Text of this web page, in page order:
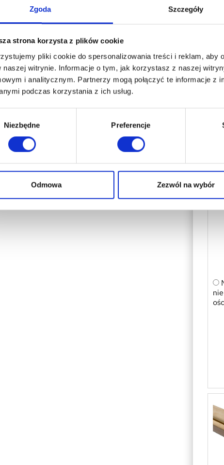
Zgoda Szczegóły
strona korzysta z plików cookie
pliki cookie do spersonalizowania treści i reklam, aby
naszej witrynie. Informacje o tym, jak korzystasz z naszej
i analitycznym. Partnerzy mogą połączyć te informacje z
podczas korzystania z ich usług.
Niezbędne Preferencje
Odmowa Zezwól na wybór